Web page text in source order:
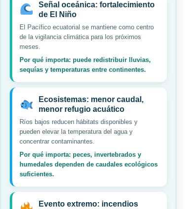
Señal oceánica: fortalecimiento
de El Niño
El Pacífico ecuatorial se mantiene como centro
de la vigilancia climática para los próximos
meses.
Por qué importa: puede redistribuir lluvias,
sequías y temperaturas entre continentes.
Ecosistemas: menor caudal,
menor refugio acuático
Ríos bajos reducen hábitats disponibles y
pueden elevar la temperatura del agua y
concentrar contaminantes.
Por qué importa: peces, invertebrados y
humedales dependen de caudales ecológicos
suficientes.
Evento extremo: incendios